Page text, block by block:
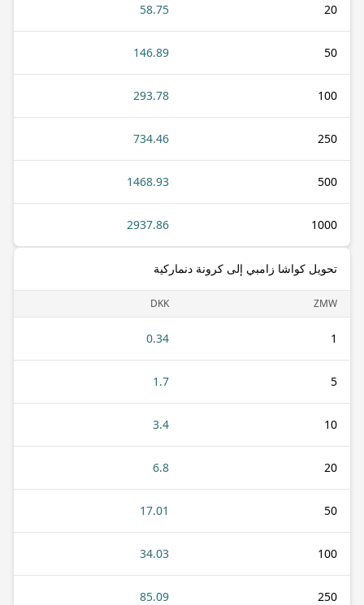
20
58.75
50
146.89
100
293.78
250
734.46
500
1468.93
1000
2937.86
تحويل كواشا زامبي إلى كرونة دنماركية
ZMW
DKK
1
0.34
5
1.7
10
3.4
20
6.8
50
17.01
100
34.03
250
85.09